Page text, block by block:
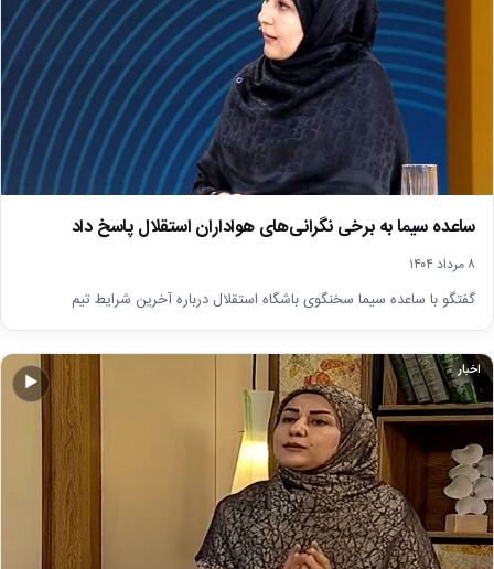
ساعده سیما به برخی نگرانی‌های هواداران استقلال پاسخ داد
۸ مرداد ۱۴۰۴
گفتگو با ساعده سیما سخنگوی باشگاه‌ استقلال درباره آخرین شرایط تیم
▶
اخبار